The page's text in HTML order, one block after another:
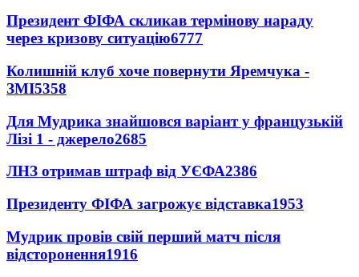
Президент ФІФА скликав термінову нараду
через кризову ситуацію6777
Колишній клуб хоче повернути Яремчука -
ЗМІ5358
Для Мудрика знайшовся варіант у французькій
Лізі 1 - джерело2685
ЛНЗ отримав штраф від УЄФА2386
Президенту ФІФА загрожує відставка1953
Мудрик провів свій перший матч після
відсторонення1916